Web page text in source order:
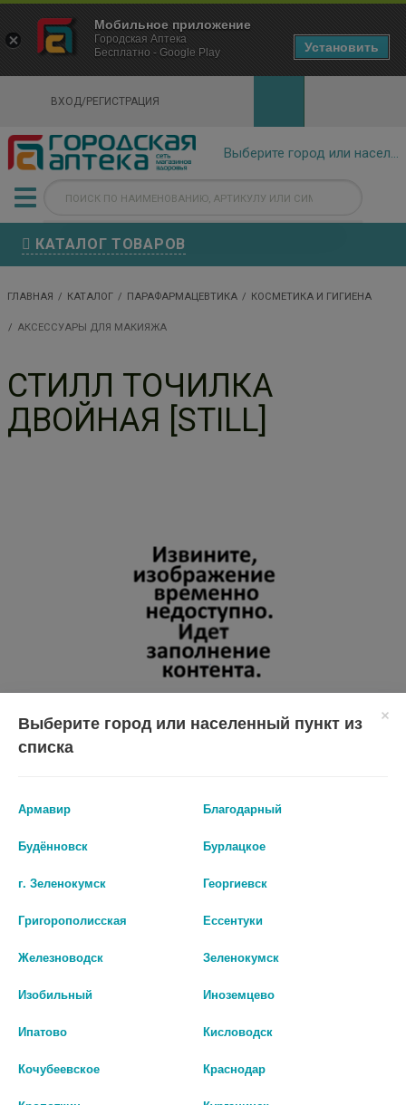
ВХОД/РЕГИСТРАЦИЯ
КАТАЛОГ ТОВАРОВ
ГЛАВНАЯ КАТАЛОГ ПАРАФАРМАЦЕВТИКА КОСМЕТИКА И ГИГИЕНА
АКСЕССУАРЫ ДЛЯ МАКИЯЖА
СТИЛЛ ТОЧИЛКА
ДВОЙНАЯ [STILL]
Производитель оставляет за собой право изменять внешний вид и
91
Цены на сайте могут отличаться от цен в аптечных пунктах.
Окончательный расчет стоимости будет произведен при
оформлении заказа.
×
Городская Аптека Маркетплейс
- In Google Play
Выберите город или населенный пункт из
списка
Армавир Благодарный
Будённовск Бурлацкое
г. Зеленокумск Георгиевск
Григорополисская Ессентуки
Железноводск Зеленокумск
Изобильный Иноземцево
Ипатово Кисловодск
Кочубеевское Краснодар
Мобильное приложение
Городская Аптека
Бесплатно - Google Play
Установить